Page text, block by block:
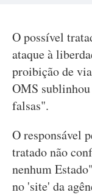
O possível
ataque à
proibição de
OMS sublinhou
falsas".
O responsável
tratado não
nenhum
no 'site' da